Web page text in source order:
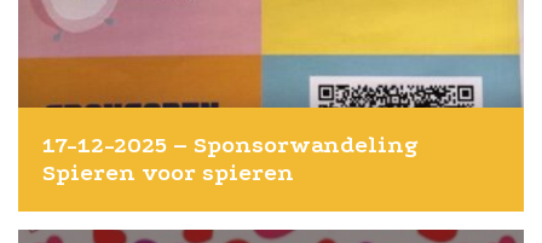
17-12-2025 – Sponsorwandeling
Spieren voor spieren